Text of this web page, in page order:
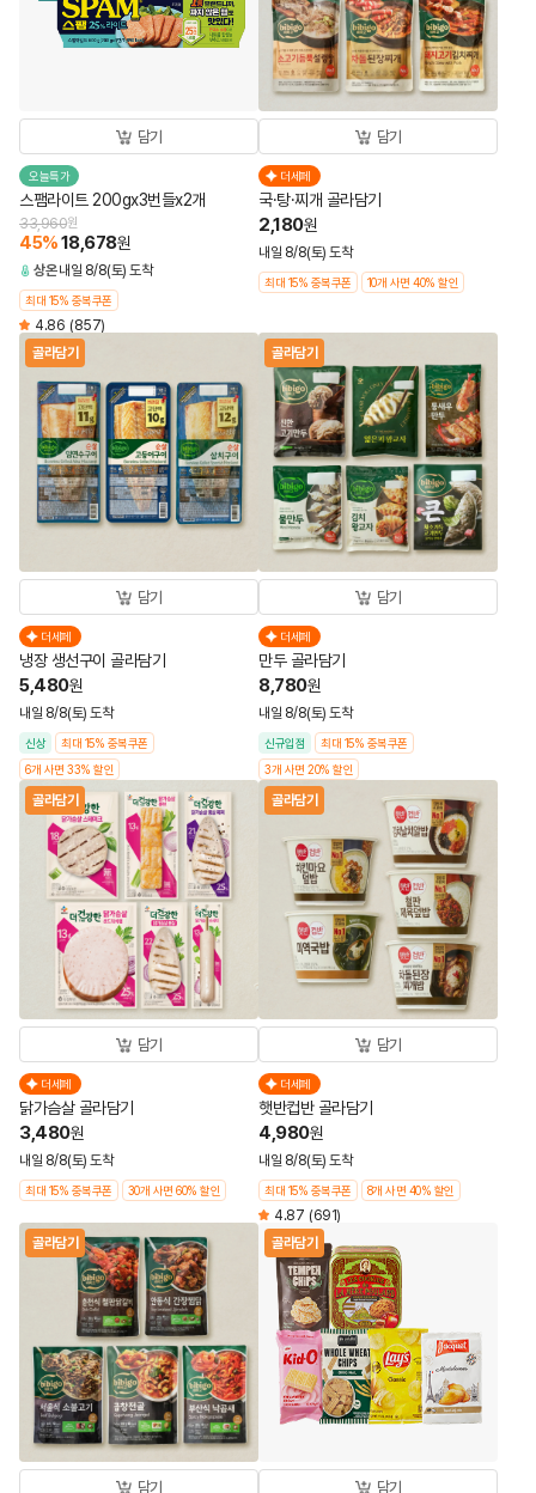
담기
오늘특가
스팸라이트 200gx3번들x2개
33,960원
45%18,678원
상온 내일 8/8(토) 도착
최대 15% 중복쿠폰
4.86 (857)
담기
더세페
국·탕·찌개 골라담기
2,180원
내일 8/8(토) 도착
최대 15% 중복쿠폰 10개 사면 40% 할인
골라담기
담기
더세페
냉장 생선구이 골라담기
5,480원
내일 8/8(토) 도착
신상
최대 15% 중복쿠폰
6개 사면 33% 할인
골라담기
담기
더세페
만두 골라담기
8,780원
내일 8/8(토) 도착
신규입점
최대 15% 중복쿠폰
3개 사면 20% 할인
골라담기
담기
더세페
닭가슴살 골라담기
3,480원
내일 8/8(토) 도착
최대 15% 중복쿠폰 30개 사면 60% 할인
골라담기
담기
더세페
햇반컵반 골라담기
4,980원
내일 8/8(토) 도착
최대 15% 중복쿠폰 8개 사면 40% 할인
4.87 (691)
골라담기
담기
골라담기
담기